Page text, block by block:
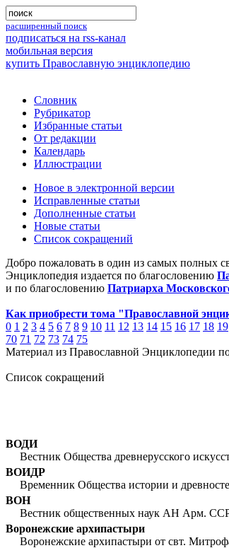
расширенный поиск
подписаться на rss-канал
мобильная версия
купить Православную энциклопедию
Словник
Рубрикатор
Избранные статьи
От редакции
Календарь
Иллюстрации
Новое в электронной версии
Исправленные статьи
Дополненные статьи
Новые статьи
Список сокращений
Добро пожаловать в один из самых полных
Энциклопедия издается по благословению
и по благословению Патриарха
Как приобрести тома "Православной
0 1 2 3 4 5 6 7 8 9 10 11 12 13 14 15 16 17 18 19
70 71 72 73 74 75
Материал из Православной Энциклопедии
Список сокращений
ВОДИ
Вестник Общества древнерусского
ВОИДР
Временник Общества истории и
ВОН
Вестник общественных наук АН Арм.
Воронежские архипастыри
Воронежские архипастыри от свт.